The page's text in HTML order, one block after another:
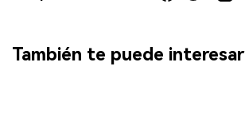
También te puede interesar